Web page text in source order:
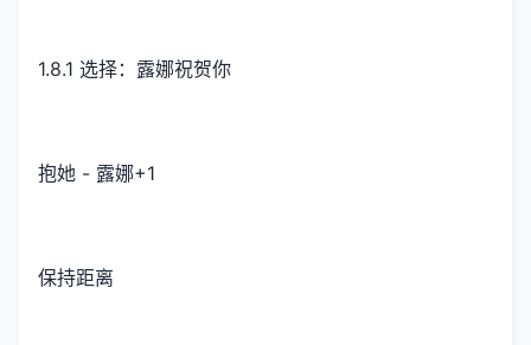
1.8.1 选择：露娜祝贺你
抱她 - 露娜+1
保持距离